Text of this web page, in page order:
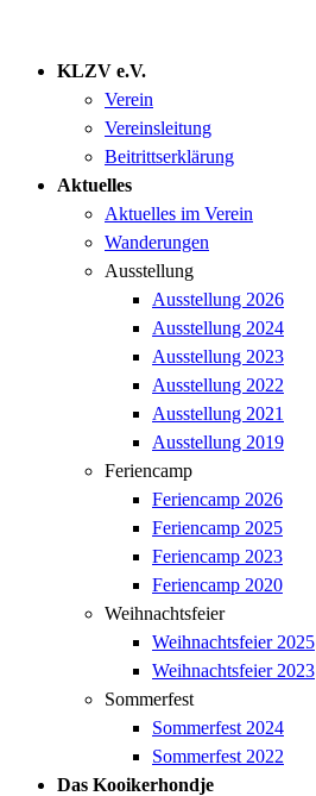
KLZV e.V.
Verein
Vereinsleitung
Beitrittserklärung
Aktuelles
Aktuelles im Verein
Wanderungen
Ausstellung
Ausstellung 2026
Ausstellung 2024
Ausstellung 2023
Ausstellung 2022
Ausstellung 2021
Ausstellung 2019
Feriencamp
Feriencamp 2026
Feriencamp 2025
Feriencamp 2023
Feriencamp 2020
Weihnachtsfeier
Weihnachtsfeier 2025
Weihnachtsfeier 2023
Sommerfest
Sommerfest 2024
Sommerfest 2022
Das Kooikerhondje